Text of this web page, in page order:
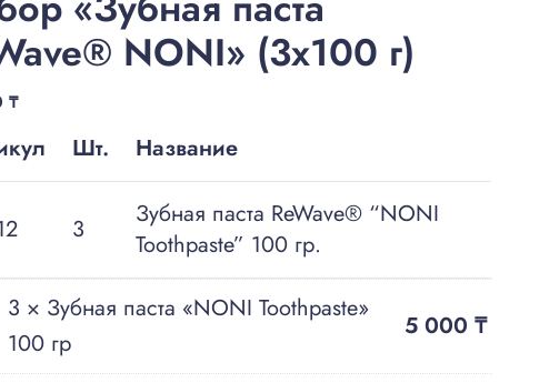
NONI» (3х100 г)
₸
Шт. Название
3
Зубная паста ReWave® “NONI
Toothpaste” 100 гр.
3 × Зубная паста «NONI Toothpaste»
100 гр
5 000 ₸